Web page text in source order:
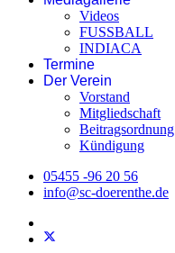
Videos
FUSSBALL
INDIACA
Termine
Der Verein
Vorstand
Mitgliedschaft
Beitragsordnung
Kündigung
05455 -96 20 56
info@sc-doerenthe.de